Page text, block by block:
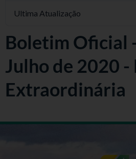
Ultima Atualização
Boletim Oficial
Julho de 2020 -
Extraordinária